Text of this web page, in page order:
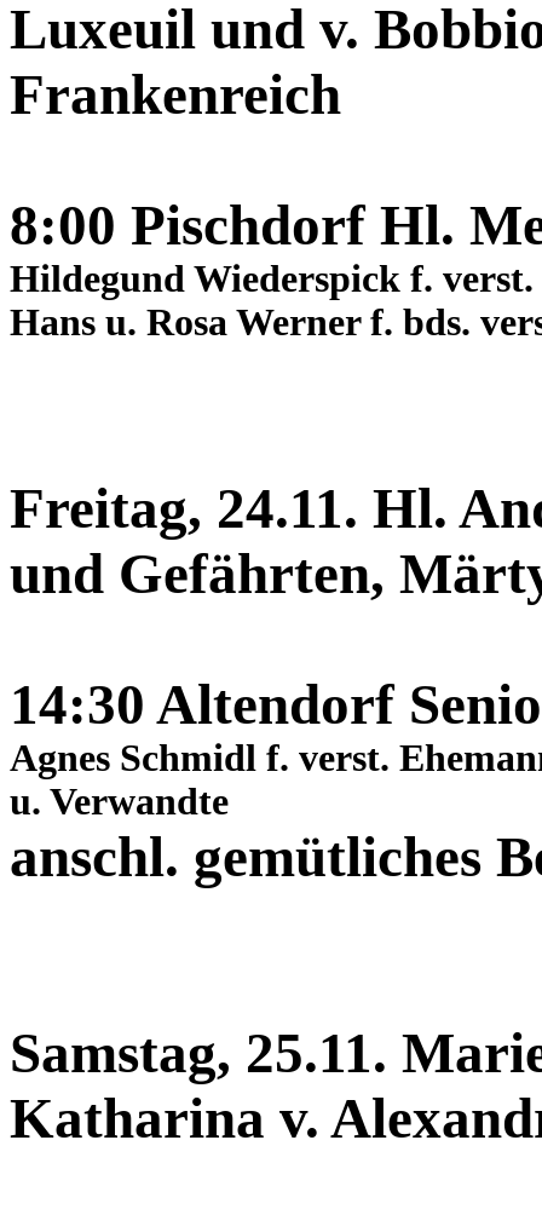
Luxeuil und v.
Frankenreich
8:00 Pischdorf Hl.
Hildegund Wiederspick f.
Hans u. Rosa Werner f. bds.
Freitag, 24.11. Hl.
und Gefährten,
14:30 Altendorf
Agnes Schmidl f. verst.
u. Verwandte
anschl. gemütliches
Samstag, 25.11.
Katharina v.